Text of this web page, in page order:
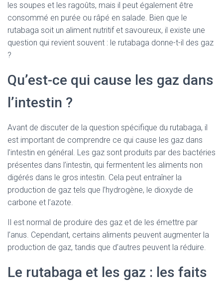
les soupes et les ragoûts, mais il peut également être
consommé en purée ou râpé en salade. Bien que le
rutabaga soit un aliment nutritif et savoureux, il existe une
question qui revient souvent : le rutabaga donne-t-il des gaz
?
Qu’est-ce qui cause les gaz dans
l’intestin ?
Avant de discuter de la question spécifique du rutabaga, il
est important de comprendre ce qui cause les gaz dans
l’intestin en général. Les gaz sont produits par des bactéries
présentes dans l’intestin, qui fermentent les aliments non
digérés dans le gros intestin. Cela peut entraîner la
production de gaz tels que l’hydrogène, le dioxyde de
carbone et l’azote.
Il est normal de produire des gaz et de les émettre par
l’anus. Cependant, certains aliments peuvent augmenter la
production de gaz, tandis que d’autres peuvent la réduire.
Le rutabaga et les gaz : les faits